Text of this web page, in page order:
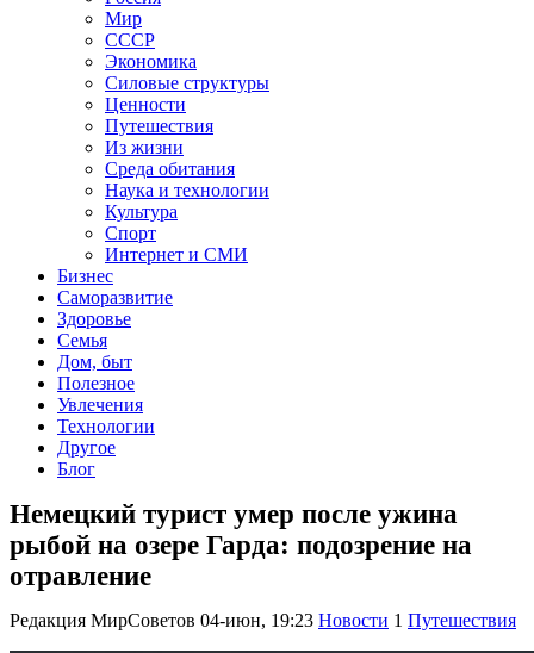
Мир
СССР
Экономика
Силовые структуры
Ценности
Путешествия
Из жизни
Среда обитания
Наука и технологии
Культура
Спорт
Интернет и СМИ
Бизнес
Саморазвитие
Здоровье
Семья
Дом, быт
Полезное
Увлечения
Технологии
Другое
Блог
Немецкий турист умер после ужина
рыбой на озере Гарда: подозрение на
отравление
Редакция МирСоветов 04-июн, 19:23 Новости 1 Путешествия